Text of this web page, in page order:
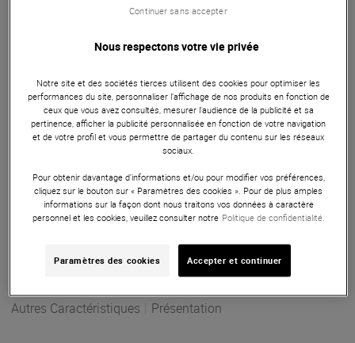
Le câble adaptateur MiniLink Pro Klotz KT-CJ150 allie
Jack 6.35mm plaqués or, soudés à la main pour une qualité
supérieure. Sa construction en zip cord et sa gaine PVC très
flexible offrent une durabilité et une facilité d'usage
exceptionnelles. Long de 1.5m, ce câble est idéal pour
tout en bénéficiant d'une qualité de signal irréprochable.
Parfait pour les professionnels et les amateurs exigeants, il
répond aux normes de qualité les plus strictes.
Autres Caractéristiques Présentation
Nous respectons votre vie privée
Notre site et des sociétés tierces utilisent des cookies pour optimiser les
performances du site, personnaliser l’affichage de nos produits en fonction de
ceux que vous avez consultés, mesurer l'audience de la publicité et sa
pertinence, afficher la publicité personnalisée en fonction de votre navigation
et de votre profil et vous permettre de partager du contenu sur les réseaux
sociaux.
Pour obtenir davantage d'informations et/ou pour modifier vos préférences,
cliquez sur le bouton sur « Paramètres des cookies ». Pour de plus amples
informations sur la façon dont nous traitons vos données à caractère
personnel et les cookies, veuillez consulter notre Politique de confidentialité.
Paramètres des cookies Accepter et continuer
Continuer sans accepter